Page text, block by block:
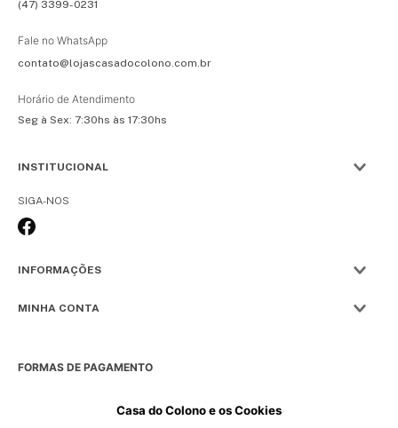
Casa do Colono e os Cookies
(47) 3399-0231
Fale no WhatsApp
contato@lojascasadocolono.com.br
Horário de Atendimento
Seg à Sex: 7:30hs às 17:30hs
INSTITUCIONAL
SIGA-NOS
INFORMAÇÕES
MINHA CONTA
FORMAS DE PAGAMENTO